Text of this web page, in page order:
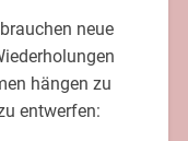
neue
hängen zu
entwerfen: